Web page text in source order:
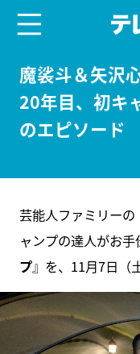
魔裟斗＆矢沢
20年目、初キ
のエピソード
芸能人ファミリー
ャンプの達人がお
プ』を、11月7日（